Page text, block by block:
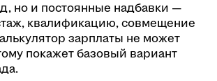
но и постоянные надбавки —
квалификацию, совмещение
зарплаты не может
покажет базовый вариант